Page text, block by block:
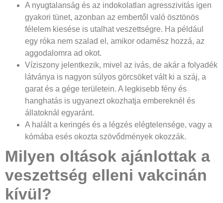
A nyugtalanság és az indokolatlan agresszivitás igen
gyakori tünet, azonban az embertől való ösztönös
félelem kiesése is utalhat veszettségre. Ha például
egy róka nem szalad el, amikor odamész hozzá, az
aggodalomra ad okot.
Víziszony jelentkezik, mivel az ivás, de akár a folyadék
látványa is nagyon súlyos görcsöket vált ki a száj, a
garat és a gége területein. A legkisebb fény és
hanghatás is ugyanezt okozhatja embereknél és
állatoknál egyaránt.
A halált a keringés és a légzés elégtelensége, vagy a
kómába esés okozta szövődmények okozzák.
Milyen oltások ajánlottak a
veszettség elleni vakcinán
kívül?